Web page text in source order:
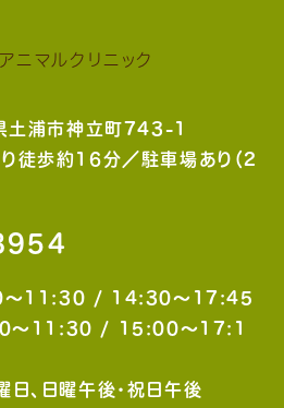
浦市神立町743-1
徒歩約16分／駐車場あり（2
〜11:30 / 14:30〜17:45
〜11:30 / 15:00〜17:1
日、日曜午後・祝日午後